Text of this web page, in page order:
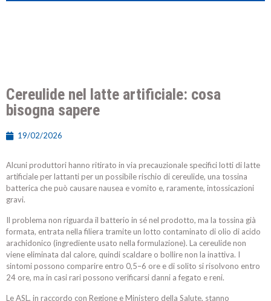
Cereulide nel latte artificiale: cosa
bisogna sapere
19/02/2026
Alcuni produttori hanno ritirato in via precauzionale specifici lotti di latte
artificiale per lattanti per un possibile rischio di cereulide, una tossina
batterica che può causare nausea e vomito e, raramente, intossicazioni
gravi.
Il problema non riguarda il batterio in sé nel prodotto, ma la tossina già
formata, entrata nella filiera tramite un lotto contaminato di olio di acido
arachidonico (ingrediente usato nella formulazione). La cereulide non
viene eliminata dal calore, quindi scaldare o bollire non la inattiva. I
sintomi possono comparire entro 0,5–6 ore e di solito si risolvono entro
24 ore, ma in casi rari possono verificarsi danni a fegato e reni.
Le ASL, in raccordo con Regione e Ministero della Salute, stanno